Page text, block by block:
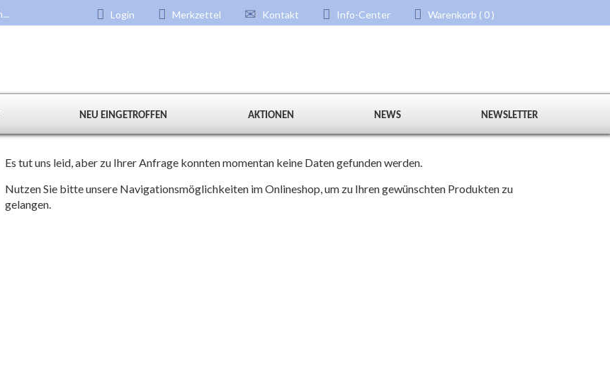
Login Merkzettel Kontakt Info-Center Warenkorb ( 0 )
NEU EINGETROFFEN AKTIONEN NEWS NEWSLETTER
Es tut uns leid, aber zu Ihrer Anfrage konnten momentan keine Daten gefunden werden.
Nutzen Sie bitte unsere Navigationsmöglichkeiten im Onlineshop, um zu Ihren gewünschten Produkten zu
gelangen.